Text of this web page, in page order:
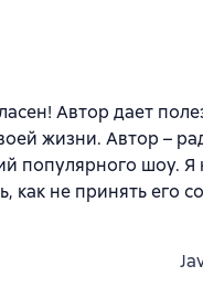
Автор дает
жизни. Автор –
популярного шоу.
как не принять его